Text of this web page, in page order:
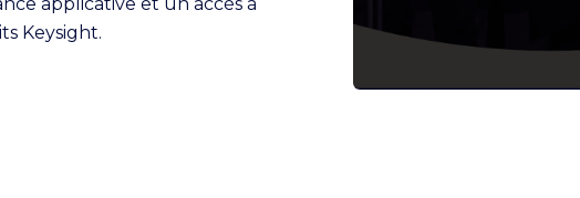
applicative et un accès à
Keysight.